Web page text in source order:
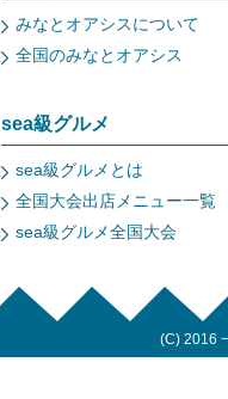
みなとオアシスについて
全国のみなとオアシス
sea級グルメ
sea級グルメとは
全国大会出店メニュー一覧
sea級グルメ全国大会
(C) 2016